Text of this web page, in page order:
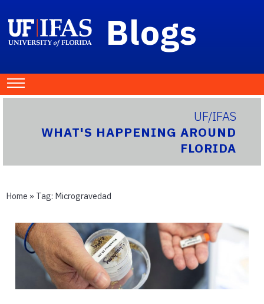
Blogs
UF/IFAS
WHAT'S HAPPENING AROUND
FLORIDA
Home » Tag: Microgravedad